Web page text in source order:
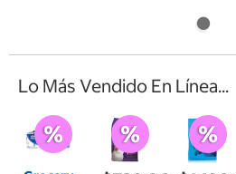
Lo Más Vendido En Línea...